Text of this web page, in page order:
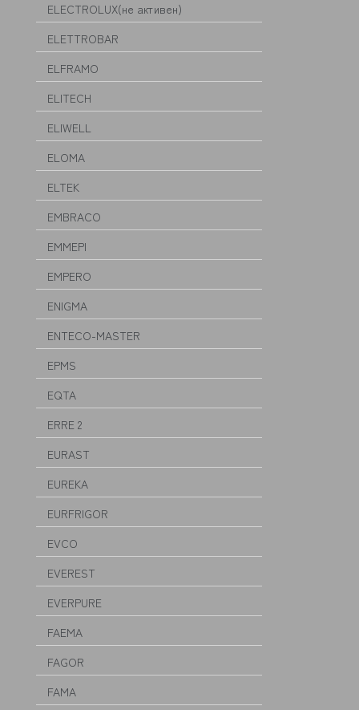
ELECTROLUX(не активен)
ELETTROBAR
ELFRAMO
ELITECH
ELIWELL
ELOMA
ELTEK
EMBRACO
EMMEPI
EMPERO
ENIGMA
ENTECO-MASTER
EPMS
EQTA
ERRE 2
EURAST
EUREKA
EURFRIGOR
EVCO
EVEREST
EVERPURE
FAEMA
FAGOR
FAMA